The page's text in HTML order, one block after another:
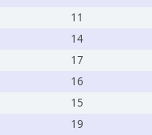
11
14
17
16
15
19